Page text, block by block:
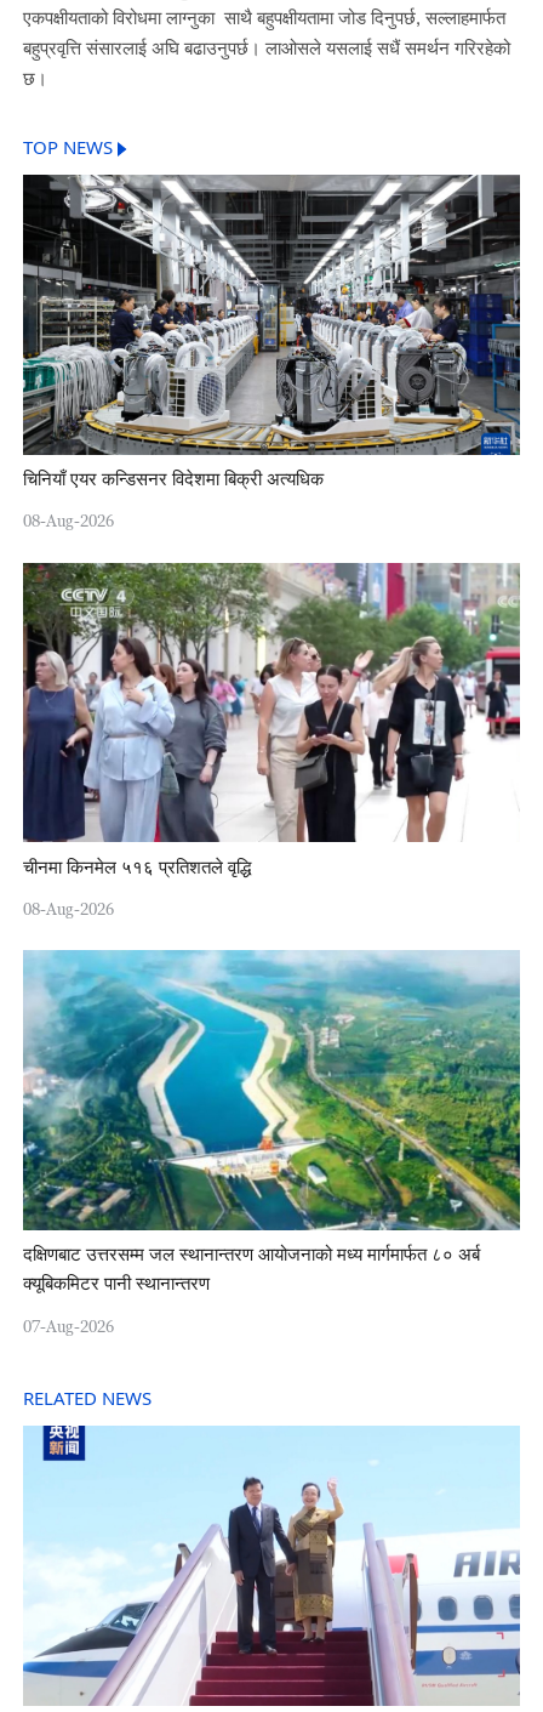
एकपक्षीयताको विरोधमा लाग्नुका साथै बहुपक्षीयतामा जोड दिनुपर्छ, सल्लाहमार्फत
बहुप्रवृत्ति संसारलाई अघि बढाउनुपर्छ। लाओसले यसलाई सधैं समर्थन गरिरहेको
छ।
TOP NEWS
चिनियाँ एयर कन्डिसनर विदेशमा बिक्री अत्यधिक
08-Aug-2026
चीनमा किनमेल ५१६ प्रतिशतले वृद्धि
08-Aug-2026
दक्षिणबाट उत्तरसम्म जल स्थानान्तरण आयोजनाको मध्य मार्गमार्फत ८० अर्ब
क्यूबिकमिटर पानी स्थानान्तरण
07-Aug-2026
RELATED NEWS